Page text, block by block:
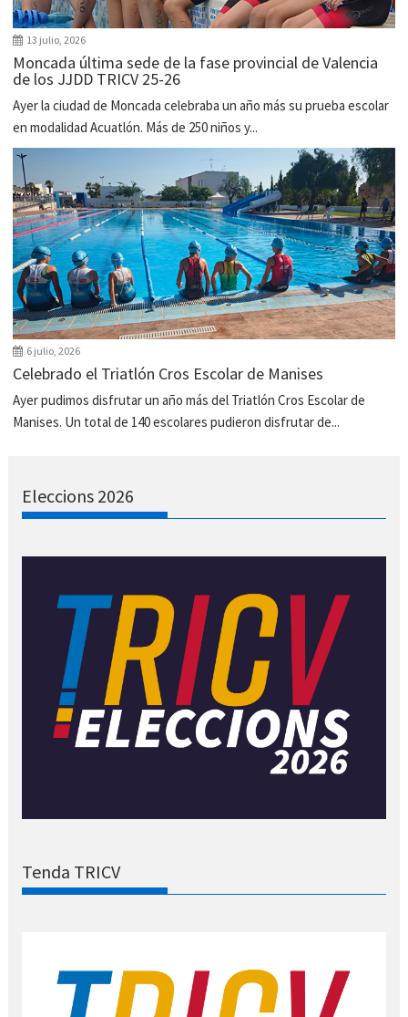
13 julio, 2026
Moncada última sede de la fase provincial de Valencia
de los JJDD TRICV 25-26
Ayer la ciudad de Moncada celebraba un año más su prueba escolar
en modalidad Acuatlón. Más de 250 niños y...
6 julio, 2026
Celebrado el Triatlón Cros Escolar de Manises
Ayer pudimos disfrutar un año más del Triatlón Cros Escolar de
Manises. Un total de 140 escolares pudieron disfrutar de...
Eleccions 2026
Tenda TRICV